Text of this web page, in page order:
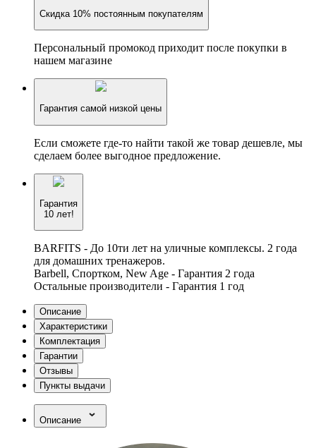
Скидка 10% постоянным покупателям
Персональный промокод приходит после покупки в
нашем магазине
Гарантия самой низкой цены
Если сможете где-то найти такой же товар дешевле, мы
сделаем более выгодное предложение.
Гарантия
10 лет!
BARFITS - До 10ти лет на уличные комплексы. 2 года
для домашних тренажеров.
Barbell, Спортком, New Age - Гарантия 2 года
Остальные производители - Гарантия 1 год
Описание
Характеристики
Комплектация
Гарантии
Отзывы
Пункты выдачи
Описание